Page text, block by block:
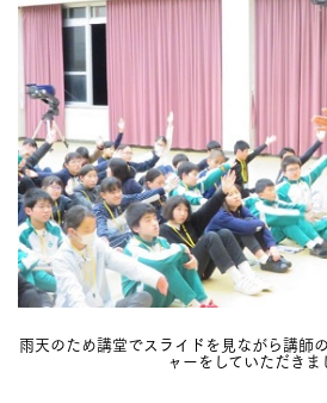
雨天のため講堂でスライドを見ながら講師
ャーをしていただきま